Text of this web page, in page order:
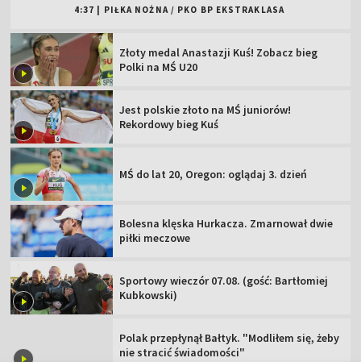
4:37 PIŁKA NOŻNA / PKO BP EKSTRAKLASA
Złoty medal Anastazji Kuś! Zobacz bieg
Polki na MŚ U20
Jest polskie złoto na MŚ juniorów!
Rekordowy bieg Kuś
MŚ do lat 20, Oregon: oglądaj 3. dzień
Bolesna klęska Hurkacza. Zmarnował dwie
piłki meczowe
Sportowy wieczór 07.08. (gość: Bartłomiej
Kubkowski)
Polak przepłynął Bałtyk. "Modliłem się, żeby
nie stracić świadomości"